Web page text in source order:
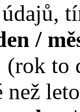
/
(rok to
než